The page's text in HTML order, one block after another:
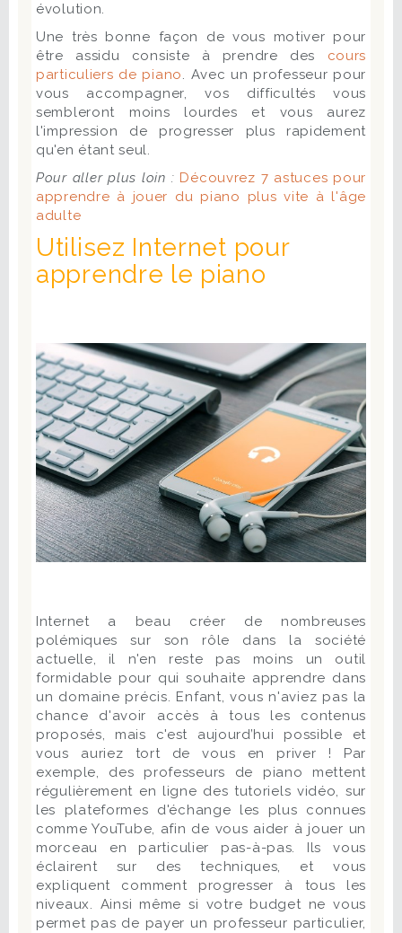
évolution.
Une très bonne façon de vous motiver pour
être assidu consiste à prendre des cours
particuliers de piano. Avec un professeur pour
vous accompagner, vos difficultés vous
sembleront moins lourdes et vous aurez
l'impression de progresser plus rapidement
qu'en étant seul.
Pour aller plus loin : Découvrez 7 astuces pour
apprendre à jouer du piano plus vite à l'âge
adulte
Utilisez Internet pour
apprendre le piano
Internet a beau créer de nombreuses
polémiques sur son rôle dans la société
actuelle, il n'en reste pas moins un outil
formidable pour qui souhaite apprendre dans
un domaine précis. Enfant, vous n'aviez pas la
chance d'avoir accès à tous les contenus
proposés, mais c'est aujourd’hui possible et
vous auriez tort de vous en priver ! Par
exemple, des professeurs de piano mettent
régulièrement en ligne des tutoriels vidéo, sur
les plateformes d'échange les plus connues
comme YouTube, afin de vous aider à jouer un
morceau en particulier pas-à-pas. Ils vous
éclairent sur des techniques, et vous
expliquent comment progresser à tous les
niveaux. Ainsi même si votre budget ne vous
permet pas de payer un professeur particulier,